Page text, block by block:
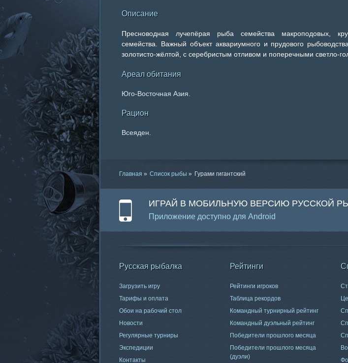
Описание
Пресноводная лучепёрая рыба семейства макроподовых,
семейства. Важный объект аквариумного и прудового
золотисто-жёлтой, с серебристым отливом и поперечными светло-
Ареал обитания
Юго-Восточная Азия.
Рацион
Всеяден.
Главная » Список рыбы » Гурами гигантский
ИГРАЙ В МОБИЛЬНУЮ ВЕРСИЮ РУССКОЙ
Приложение доступно для Android
Русская рыбалка
Загрузить игру
Тарифы и оплата
Обои на рабочий стол
Новости
Регулярные турниры
Экспедиции
Контакты
Рейтинги
Рейтинги игроков
Таблица рекордов
Командный турнирный рейтинг
Командный дуэльный рейтинг
Победители прошлого месяца
Победители прошлого месяца
(дуэли)